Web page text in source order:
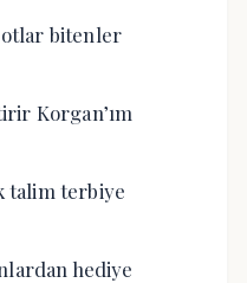
otlar bitenler
Korgan’ım
talim terbiye
hediye